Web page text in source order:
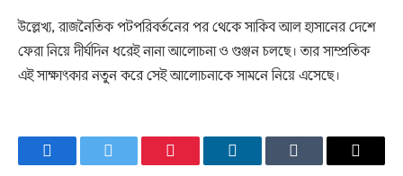
উল্লেখ্য, রাজনৈতিক পটপরিবর্তনের পর থেকে সাকিব আল হাসানের দেশে
ফেরা নিয়ে দীর্ঘদিন ধরেই নানা আলোচনা ও গুঞ্জন চলছে। তার সাম্প্রতিক
এই সাক্ষাৎকার নতুন করে সেই আলোচনাকে সামনে নিয়ে এসেছে।
FacebookTwitter PinterestLinkedInTumblr Email